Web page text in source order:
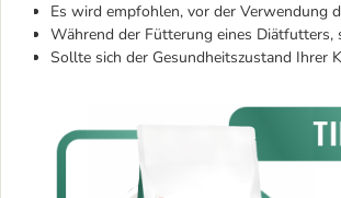
Es wird empfohlen, vor der Verwendung
Während der Fütterung eines
Sollte sich der Gesundheitszustand Ihrer